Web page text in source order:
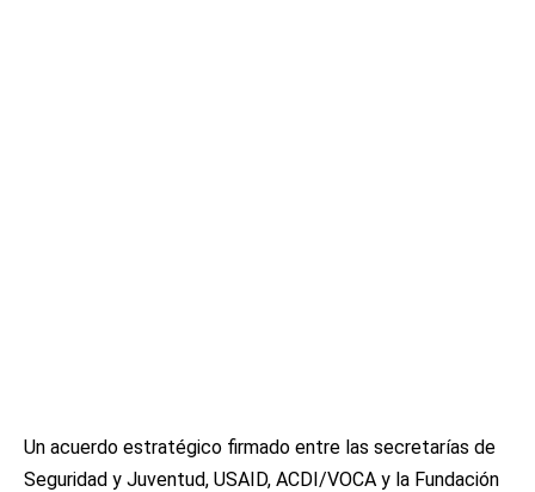
Un acuerdo estratégico firmado entre las secretarías de
Seguridad y Juventud, USAID, ACDI/VOCA y la Fundación